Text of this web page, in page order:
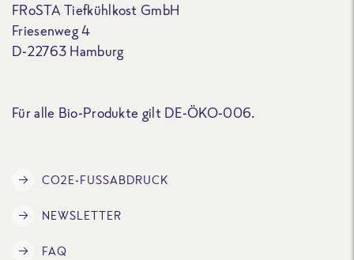
FRoSTA Tiefkühlkost GmbH
Friesenweg 4
D-22763 Hamburg
Für alle Bio-Produkte gilt DE-ÖKO-006.
CO2E-FUSSABDRUCK
NEWSLETTER
FAQ